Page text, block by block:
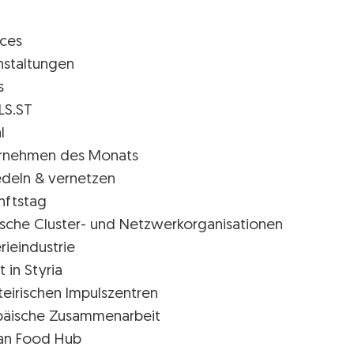
des Monats
& vernetzen
Cluster- und Netzwerkorganisationen
in Styria
Impulszentren
Zusammenarbeit
Food Hub